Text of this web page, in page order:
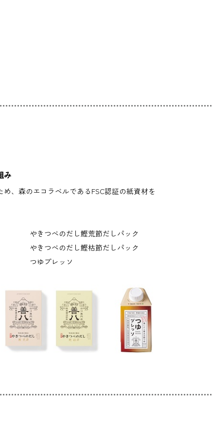
み
、森のエコラベルであるFSC認証の紙資材を
やきつべのだし鰹荒節だしパック
やきつべのだし鰹枯節だしパック
つゆプレッソ